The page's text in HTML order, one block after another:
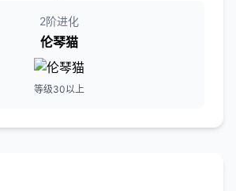
2阶进化
伦琴猫
等级30以上